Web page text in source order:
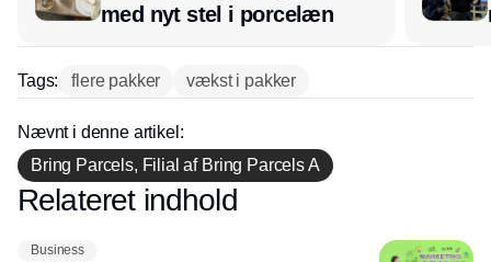
med nyt stel i porcelæn
Tags: flere pakker vækst i pakker
Nævnt i denne artikel:
Bring Parcels, Filial af Bring Parcels A
Annonce
Relateret indhold
Business